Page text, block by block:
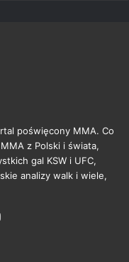
poświęcony MMA. Co
z Polski i świata,
gal KSW i UFC,
analizy walk i wiele,